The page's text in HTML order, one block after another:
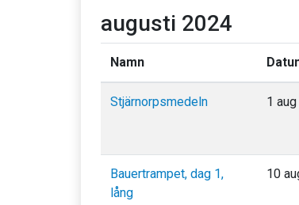
augusti 2024
Namn
Stjärnorpsmedeln 1
Bauertrampet, dag 1,
lång
10